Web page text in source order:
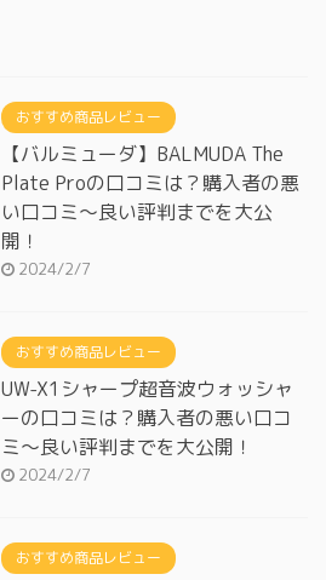
おすすめ商品レビュー
【バルミューダ】BALMUDA The
Plate Proの口コミは？購入者の悪
い口コミ～良い評判までを大公
開！
2024/2/7
おすすめ商品レビュー
UW-X1シャープ超音波ウォッシャ
ーの口コミは？購入者の悪い口コ
ミ～良い評判までを大公開！
2024/2/7
おすすめ商品レビュー